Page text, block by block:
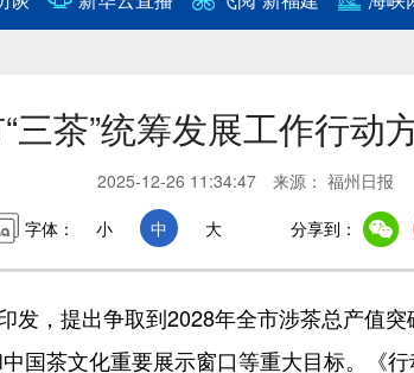
“三茶”统筹发展工作行动
2025-12-26 11:34:47 来源： 福州日报
字体：
小 中 大 分享到：
，提出争取到2028年全市涉茶总产值突
国茶文化重要展示窗口等重大目标。《